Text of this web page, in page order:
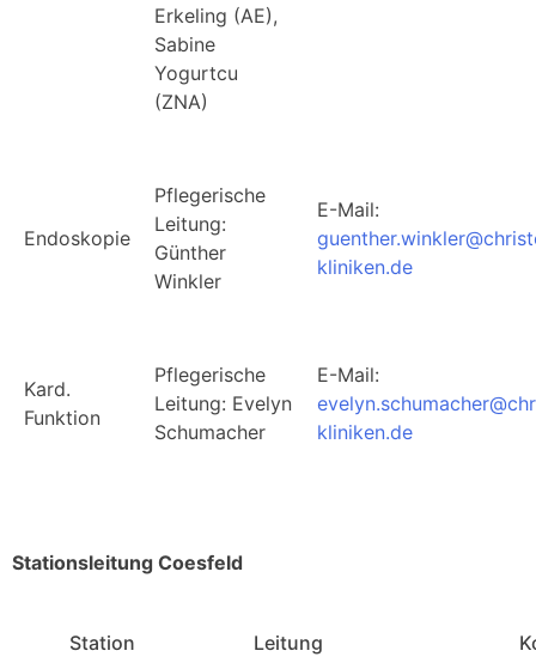
Erkeling (AE),
Sabine
Yogurtcu
(ZNA)
Endoskopie
Pflegerische
Leitung:
Günther
Winkler
E-Mail:
kliniken.de
Kard.
Funktion
Pflegerische
Leitung: Evelyn
Schumacher
E-Mail:
kliniken.de
Stationsleitung Coesfeld
Station Leitung